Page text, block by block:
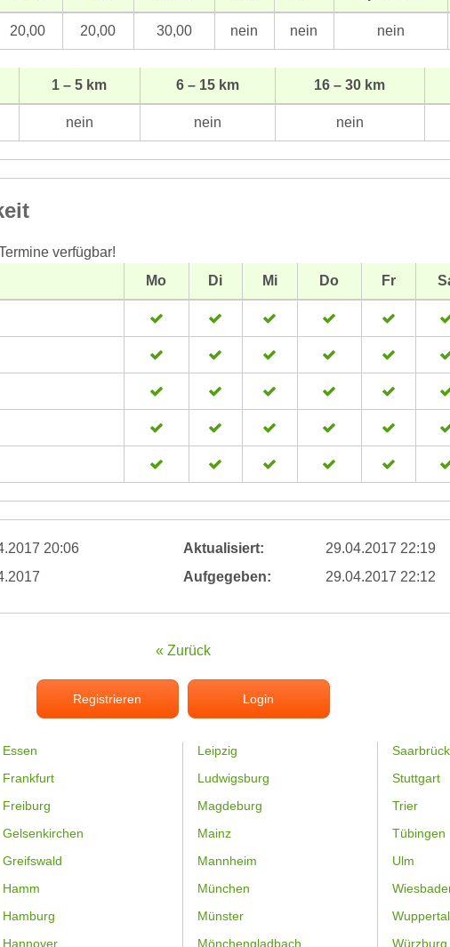
20,00 20,00 30,00 nein nein nein
1 – 5 km 6 – 15 km 16 – 30 km
nein nein nein
verfügbar!
Mo Di Mi Do Fr
20:06 Aktualisiert:
29.04.2017 22:19
Aufgegeben: 29.04.2017 22:12
« Zurück
Registrieren Login
Essen
Frankfurt
Freiburg
Gelsenkirchen
Greifswald
Hamm
Hamburg
Hannover
Leipzig
Ludwigsburg
Magdeburg
Mainz
Mannheim
München
Münster
Mönchengladbach
Stuttgart
Trier
Tübingen
Ulm
Wuppertal
Würzburg